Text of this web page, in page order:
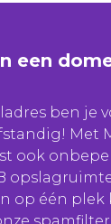
een
ben je
Met
ook
op één plek